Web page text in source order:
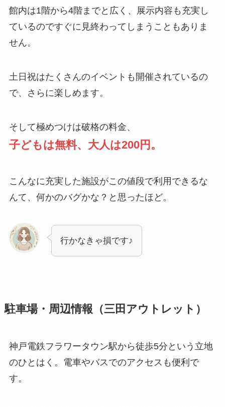
館内は1階から4階までと広く、展示内容も充実し
ているのですぐに見終わってしまうこともありま
せん。
土日祝はたくさんのイベントも開催されているの
で、さらに楽しめます。
そして極めつけは破格の料金、
子どもは無料、大人は200円。
こんなに充実した施設がこの値段で利用できるな
んて、何かのバグかな？と思ったほど。
行かなきゃ損です♪
駐車場・周辺情報（三田アウトレット）
神戸電鉄フラワータウン駅から徒歩5分という立地
のひとはく。電車やバスでのアクセスも便利で
す。